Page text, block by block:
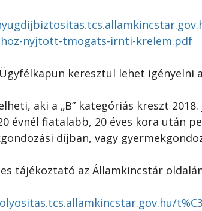
nyjtott-tmogats-irnti-krelem.pdf
Ügyfélkapun keresztül lehet igényelni
aki a „B” kategóriás kreszt
évnél fiatalabb, 20 éves kora után
díjban, vagy
tájékoztató az Államkincstár